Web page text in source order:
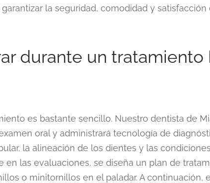
la seguridad, comodidad y satisfacción
durante un tratamiento
es bastante sencillo. Nuestro dentista de
oral y administrará tecnología de
la alineación de los dientes y las
en las evaluaciones, se diseña un plan de
o minitornillos en el paladar. A continuación,